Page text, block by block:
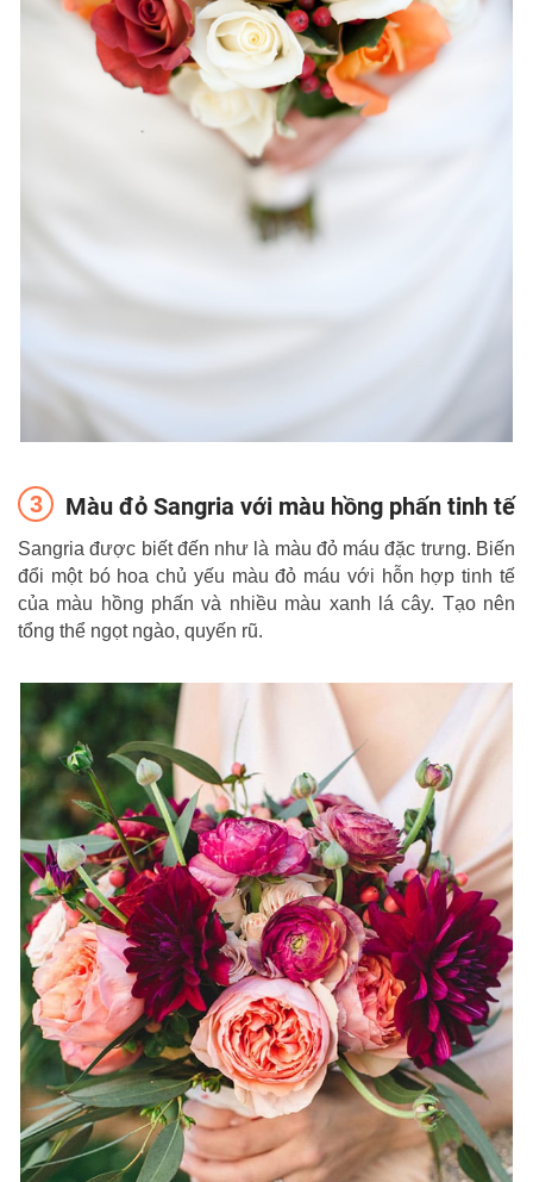
Màu đỏ Sangria với màu hồng phấn tinh tế
Sangria được biết đến như là màu đỏ máu đặc trưng. Biến
đổi một bó hoa chủ yếu màu đỏ máu với hỗn hợp tinh tế
của màu hồng phấn và nhiều màu xanh lá cây. Tạo nên
tổng thể ngọt ngào, quyến rũ.